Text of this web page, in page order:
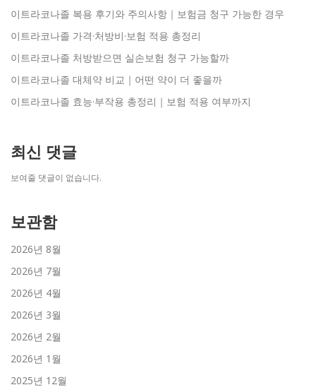
이트라코나졸 복용 후기와 주의사항｜보험금 청구 가능한 경우
이트라코나졸 가격·처방비·보험 적용 총정리
이트라코나졸 처방받으면 실손보험 청구 가능할까
이트라코나졸 대체약 비교｜어떤 약이 더 좋을까
이트라코나졸 효능·부작용 총정리｜보험 적용 여부까지
최신 댓글
보여줄 댓글이 없습니다.
보관함
2026년 8월
2026년 7월
2026년 4월
2026년 3월
2026년 2월
2026년 1월
2025년 12월